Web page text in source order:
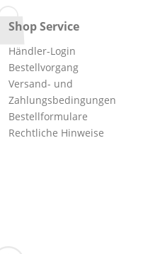
Shop Service
Händler-Login
Bestellvorgang
Versand- und
Zahlungsbedingungen
Bestellformulare
Rechtliche Hinweise